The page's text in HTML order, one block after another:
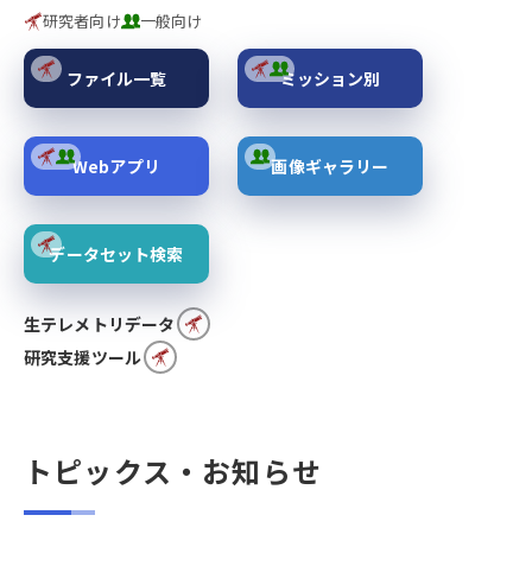
研究者向け 一般向け
ファイル一覧 ミッション別
Webアプリ 画像ギャラリー
データセット検索
生テレメトリデータ
研究支援ツール
トピックス・お知らせ